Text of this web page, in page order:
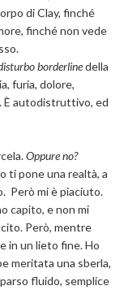
di Clay, finché
finché non vede
borderlinedella
furia, dolore,
È autodistruttivo, ed
Oppure no?
ti pone una realtà, a
Però mi è piaciuto.
capito, e non mi
Però, mentre
in un lieto fine. Ho
meritata una sberla,
fluido, semplice